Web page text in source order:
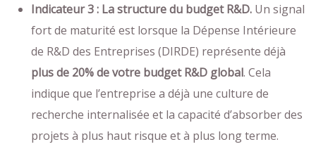
Indicateur 3 : La structure du budget R&D. Un signal
fort de maturité est lorsque la Dépense Intérieure
de R&D des Entreprises (DIRDE) représente déjà
plus de 20% de votre budget R&D global. Cela
indique que l’entreprise a déjà une culture de
recherche internalisée et la capacité d’absorber des
projets à plus haut risque et à plus long terme.